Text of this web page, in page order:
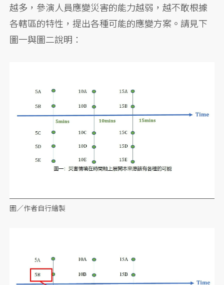
越多，參演人員應變災害的能力越弱，越不敢根據
各轄區的特性，提出各種可能的應變方案。請見下
圖一與圖二說明：
圖／作者自行繪製